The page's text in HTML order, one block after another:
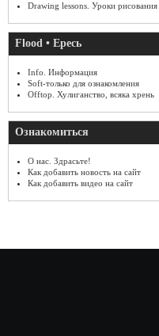
Drawing lessons. Уроки рисования
Flood • Ересь
Info. Информация
Soft-только для ознакомления
Offtop. Хулиганство, всяка хрень
Ознакомиться
О нас. Здрасьте!
Как добавить новость на сайт
Как добавить видео на сайт